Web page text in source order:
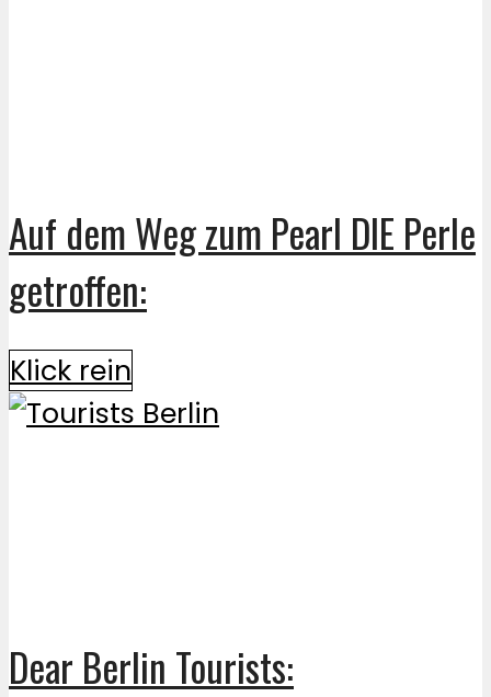
Auf dem Weg zum Pearl DIE Perle
getroffen:
Klick rein
Dear Berlin Tourists: